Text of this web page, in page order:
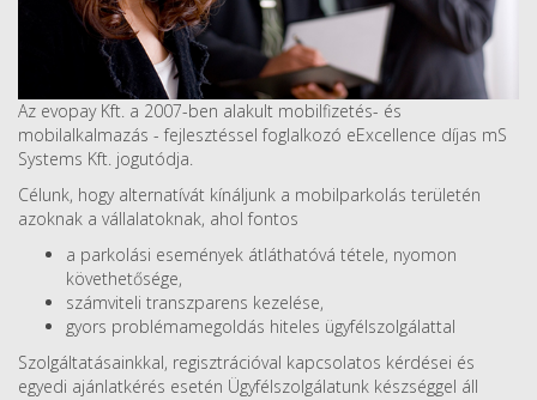
Az evopay Kft. a 2007-ben alakult mobilfizetés- és
mobilalkalmazás - fejlesztéssel foglalkozó eExcellence díjas mS
Systems Kft. jogutódja.
Célunk, hogy alternatívát kínáljunk a mobilparkolás területén
azoknak a vállalatoknak, ahol fontos
a parkolási események átláthatóvá tétele, nyomon
követhetősége,
számviteli transzparens kezelése,
gyors problémamegoldás hiteles ügyfélszolgálattal
Szolgáltatásainkkal, regisztrációval kapcsolatos kérdései és
egyedi ajánlatkérés esetén Ügyfélszolgálatunk készséggel áll